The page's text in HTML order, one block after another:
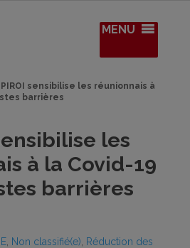
MENU
PIROI sensibilise les réunionnais à
barrières
les
à la Covid-19
barrières
, Non classifié(e)
Réduction des